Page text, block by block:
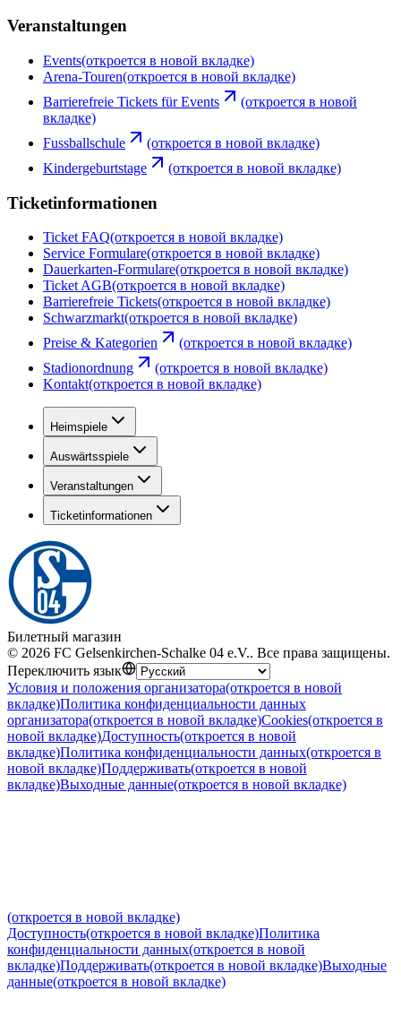
Veranstaltungen
Events(откроется в новой вкладке)
Arena-Touren(откроется в новой вкладке)
Barrierefreie Tickets für Events
(откроется в новой
вкладке)
Fussballschule
(откроется в новой вкладке)
Kindergeburtstage
(откроется в новой вкладке)
Ticketinformationen
Ticket FAQ(откроется в новой вкладке)
Service Formulare(откроется в новой вкладке)
Dauerkarten-Formulare(откроется в новой вкладке)
Ticket AGB(откроется в новой вкладке)
Barrierefreie Tickets(откроется в новой вкладке)
Schwarzmarkt(откроется в новой вкладке)
Preise & Kategorien
(откроется в новой вкладке)
Stadionordnung
(откроется в новой вкладке)
Kontakt(откроется в новой вкладке)
Heimspiele
Auswärtsspiele
Veranstaltungen
Ticketinformationen
Билетный магазин
© 2026 FC Gelsenkirchen-Schalke 04 e.V.. Все права защищены.
Переключить язык
Условия и положения организатора(откроется в новой
вкладке)Политика конфиденциальности данных
организатора(откроется в новой вкладке)Cookies(откроется в
новой вкладке)Доступность(откроется в новой
вкладке)Политика конфиденциальности данных(откроется в
новой вкладке)Поддерживать(откроется в новой
вкладке)Выходные данные(откроется в новой вкладке)
(откроется в новой вкладке)
Доступность(откроется в новой вкладке)Политика
конфиденциальности данных(откроется в новой
вкладке)Поддерживать(откроется в новой вкладке)Выходные
данные(откроется в новой вкладке)